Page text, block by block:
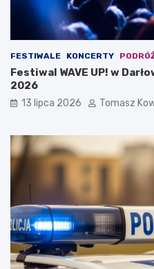
FESTIWALE KONCERTY
Festiwal WAVE UP! w
2026
13 lipca 2026 Tomasz